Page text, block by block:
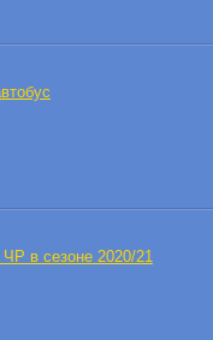
в сезоне 2020/21